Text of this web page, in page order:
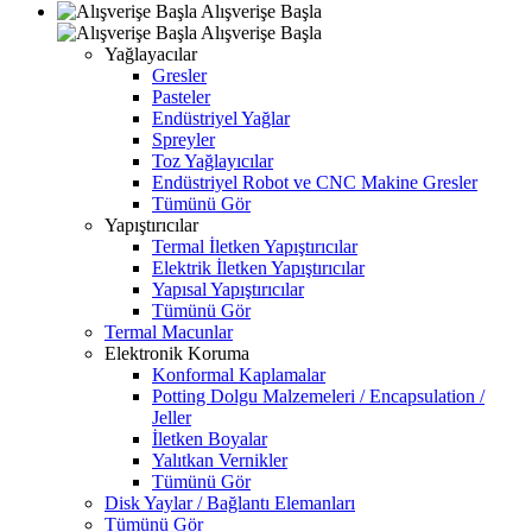
Alışverişe Başla
Alışverişe Başla
Yağlayacılar
Gresler
Pasteler
Endüstriyel Yağlar
Spreyler
Toz Yağlayıcılar
Endüstriyel Robot ve CNC Makine Gresler
Tümünü Gör
Yapıştırıcılar
Termal İletken Yapıştırıcılar
Elektrik İletken Yapıştırıcılar
Yapısal Yapıştırıcılar
Tümünü Gör
Termal Macunlar
Elektronik Koruma
Konformal Kaplamalar
Potting Dolgu Malzemeleri / Encapsulation /
Jeller
İletken Boyalar
Yalıtkan Vernikler
Tümünü Gör
Disk Yaylar / Bağlantı Elemanları
Tümünü Gör